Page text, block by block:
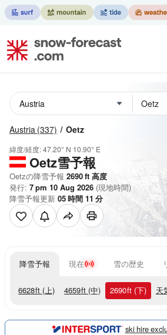
Austria (337) Oetz
緯度/経度:47.20° N 10.90° E
Oetz雪予報
Oetzの降雪予報 2690ft 高度
発行: 7 pm 10 Aug 2026 (現地時間)
降雪予報更新 05時間 11 分
降雪予報 現在 雪の歴史
6628ft (上) 4659ft (中) 2690ft (下) 天
ski hire